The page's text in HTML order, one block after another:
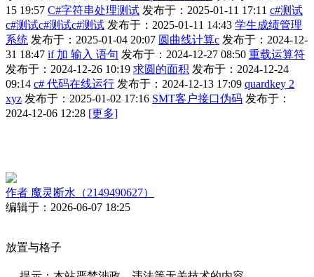
15 19:57 C#字符串处理测试 发布于：2025-01-11 17:11 c#测试
c#测试c#测试c#测试 发布于：2025-01-11 14:43 学生成绩管理
系统 发布于：2025-01-04 20:07 圆曲线计算c 发布于：2024-12-
31 18:47 if 加 输入 语句 发布于：2024-12-27 08:50 重载运算符
发布于：2024-12-26 10:19 求圆的面积 发布于：2024-12-24
09:14 c# 代码在线运行 发布于：2024-12-13 17:09 quardkey 2
xyz 发布于：2025-01-02 17:16 SMT客户接口伪码 发布于：
2024-12-06 12:28 [更多]
作者 魔灵断水（2149490627）
编辑于：2026-06-07 18:25
放置与格子